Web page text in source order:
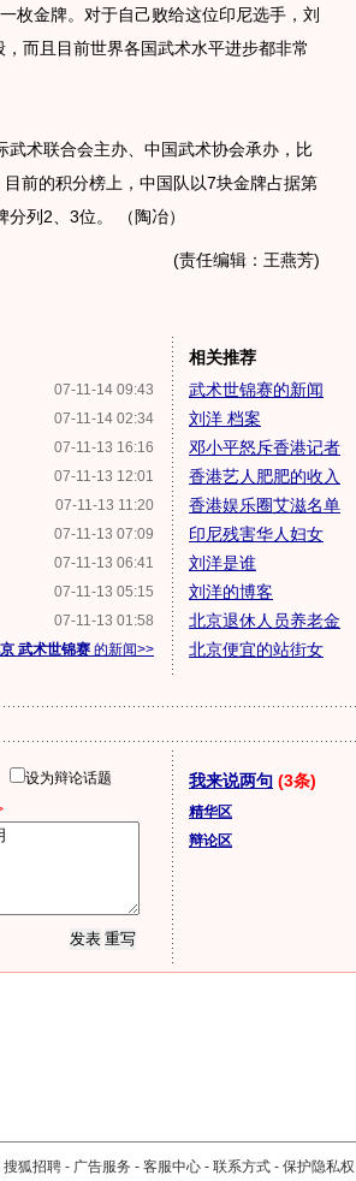
枚金牌。对于自己败给这位印尼选手，刘
而且目前世界各国武术水平进步都非常
术联合会主办、中国武术协会承办，比
前的积分榜上，中国队以7块金牌占据第
列2、3位。 （陶冶）
(责任编辑：王燕芳)
07-11-14 09:43
07-11-14 02:34
07-11-13 16:16
07-11-13 12:01
07-11-13 11:20
07-11-13 07:09
07-11-13 06:41
07-11-13 05:15
07-11-13 01:58
武术世锦赛 的新闻>>
相关推荐
武术世锦赛的新闻
刘洋 档案
邓小平怒斥香港记者
香港艺人肥肥的收入
香港娱乐圈艾滋名单
印尼残害华人妇女
刘洋是谁
刘洋的博客
北京退休人员养老金
北京便宜的站街女
设为辩论话题
我来说两句 (3条)
精华区
辩论区
搜狐招聘 - 广告服务 - 客服中心 - 联系方式 - 保护隐私权